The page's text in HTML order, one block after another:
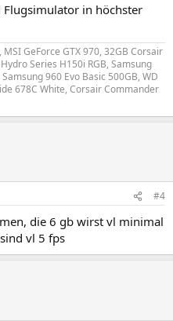
in höchster
GeForce GTX 970, 32GB Corsair
Series H150i RGB, Samsung
960 Evo Basic 500GB, WD
678C White, Corsair Commander
#4
die 6 gb wirst vl minimal
vl 5 fps